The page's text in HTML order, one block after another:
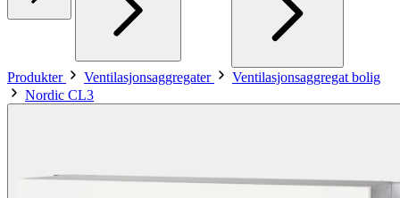
Produkter Ventilasjonsaggregater
Ventilasjonsaggregat bolig
Nordic CL3